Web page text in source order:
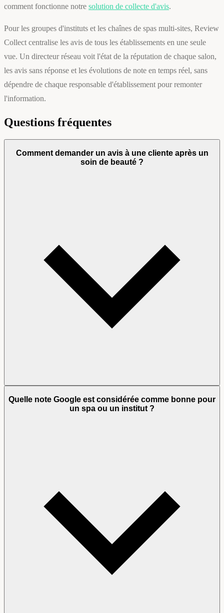
comment fonctionne notre solution de collecte d'avis.
Pour les groupes d'instituts et les chaînes de spas multi-sites, Review
Collect centralise les avis de tous les établissements en une seule
vue. Un directeur réseau voit l'état de la réputation de chaque salon,
les avis sans réponse et les évolutions de note en temps réel, sans
dépendre de chaque responsable d'établissement pour remonter
l'information.
Questions fréquentes
Comment demander un avis à une cliente après un
soin de beauté ?
Quelle note Google est considérée comme bonne pour
un spa ou un institut ?